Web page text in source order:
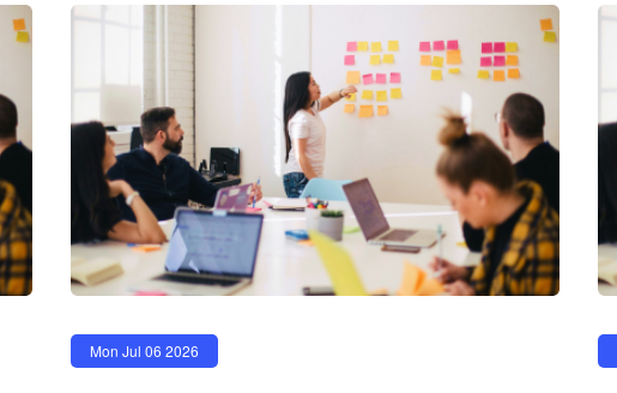
Mon Jul 06 2026